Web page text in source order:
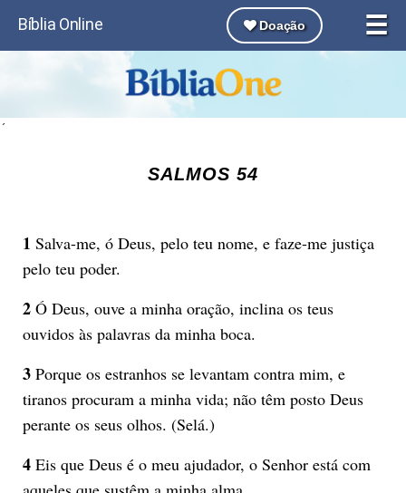
☰
Bíblia Online Doação
´
SALMOS 54
1 Salva-me, ó Deus, pelo teu nome, e faze-me justiça
pelo teu poder.
2Ó Deus, ouve a minha oração, inclina os teus
ouvidos às palavras da minha boca.
3Porque os estranhos se levantam contra mim, e
tiranos procuram a minha vida; não têm posto Deus
perante os seus olhos. (Selá.)
4Eis que Deus é o meu ajudador, o Senhor está com